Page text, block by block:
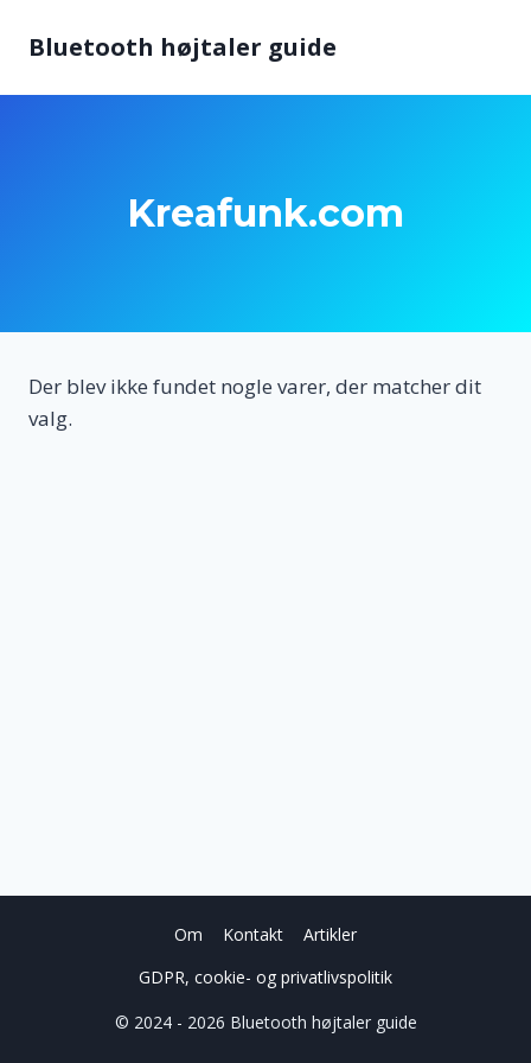
Bluetooth højtaler guide
Kreafunk.com
Der blev ikke fundet nogle varer, der matcher dit
valg.
Om Kontakt
Artikler
GDPR, cookie- og privatlivspolitik
© 2024 - 2026 Bluetooth højtaler guide